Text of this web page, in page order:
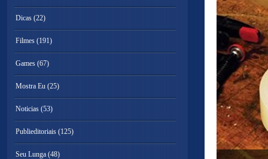
Dicas (22)
Filmes (191)
Games (67)
Mostra Eu (25)
Noticias (53)
Publieditoriais (125)
Seu Lunga (48)